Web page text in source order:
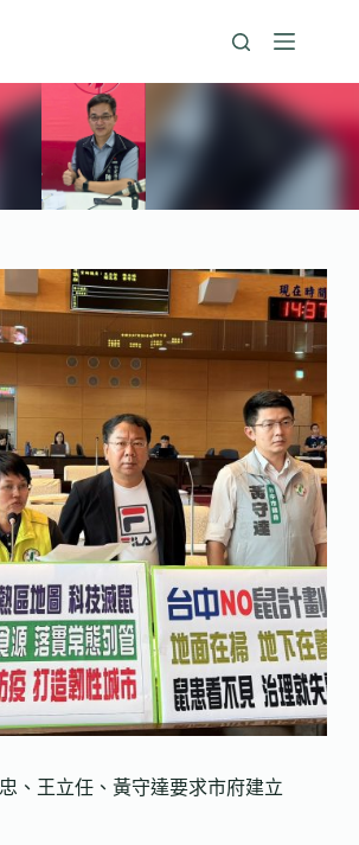
、王立任、黃守達要求市府建立